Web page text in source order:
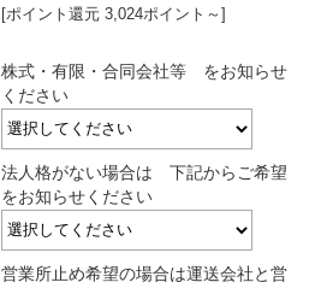
[ポイント還元 3,024ポイント～]
株式・有限・合同会社等 をお知らせ
ください
法人格がない場合は 下記からご希望
をお知らせください
営業所止め希望の場合は運送会社と営